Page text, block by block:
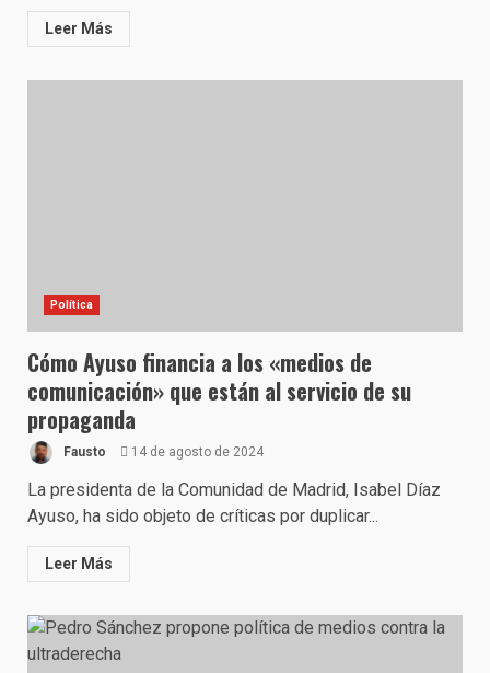
Leer Más
Política
Cómo Ayuso financia a los «medios de
comunicación» que están al servicio de su
propaganda
Fausto 14 de agosto de 2024
La presidenta de la Comunidad de Madrid, Isabel Díaz
Ayuso, ha sido objeto de críticas por duplicar...
Leer Más